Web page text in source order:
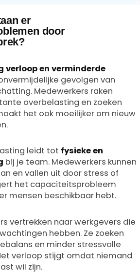
er
door
verloop en verminderde
gevolgen van
Medewerkers raken
overbelasting en zoeken
het ook moeilijker om nieuw
leidt tot fysieke en
bij je team. Medewerkers kunnen
en vallen uit door stress of
het capaciteitsprobleem
mensen beschikbaar hebt.
vertrekken naar werkgevers die
hebben. Ze zoeken
en minder stressvolle
verloop stijgt omdat niemand
wil zijn.